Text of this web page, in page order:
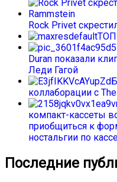
Rock Privet
ТОП
Duran показали
Леди Гагой
коллаборации с
компакт-кассеты
приобщиться к
ностальгии по
Последние